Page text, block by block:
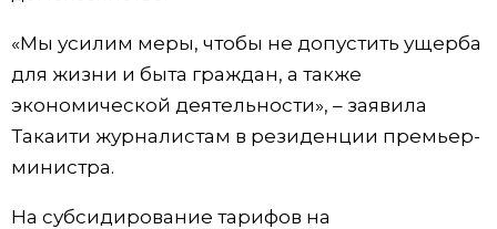
От редакции
«Мы усилим меры, чтобы не допустить ущерба
для жизни и быта граждан, а также
экономической деятельности», – заявила
Такаити журналистам в резиденции премьер-
министра.
На субсидирование тарифов на